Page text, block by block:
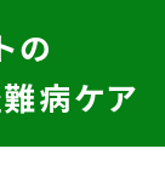
の
病ケア